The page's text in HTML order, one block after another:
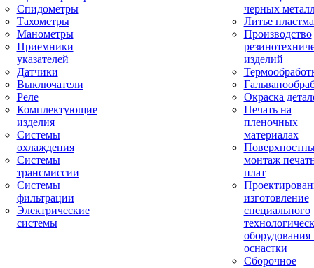
Спидометры
Тахометры
Манометры
Приемники
указателей
Датчики
Выключатели
Реле
Комплектующие
изделия
Системы
охлаждения
Системы
трансмиссии
Системы
фильтрации
Электрические
системы
черных
Литье
Производство
изделий
Окраска
Печать на
пленочных
материалах
монтаж
плат
изготовление
специального
оборудования
оснастки
Сборочное